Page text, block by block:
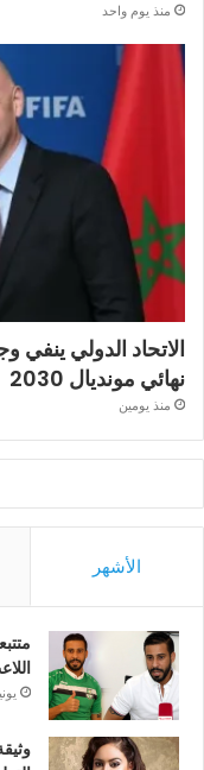
منذ يوم واحد
الاتحاد الدولي
نهائي مونديال 2030
منذ يومين
الأشهر
يونيو